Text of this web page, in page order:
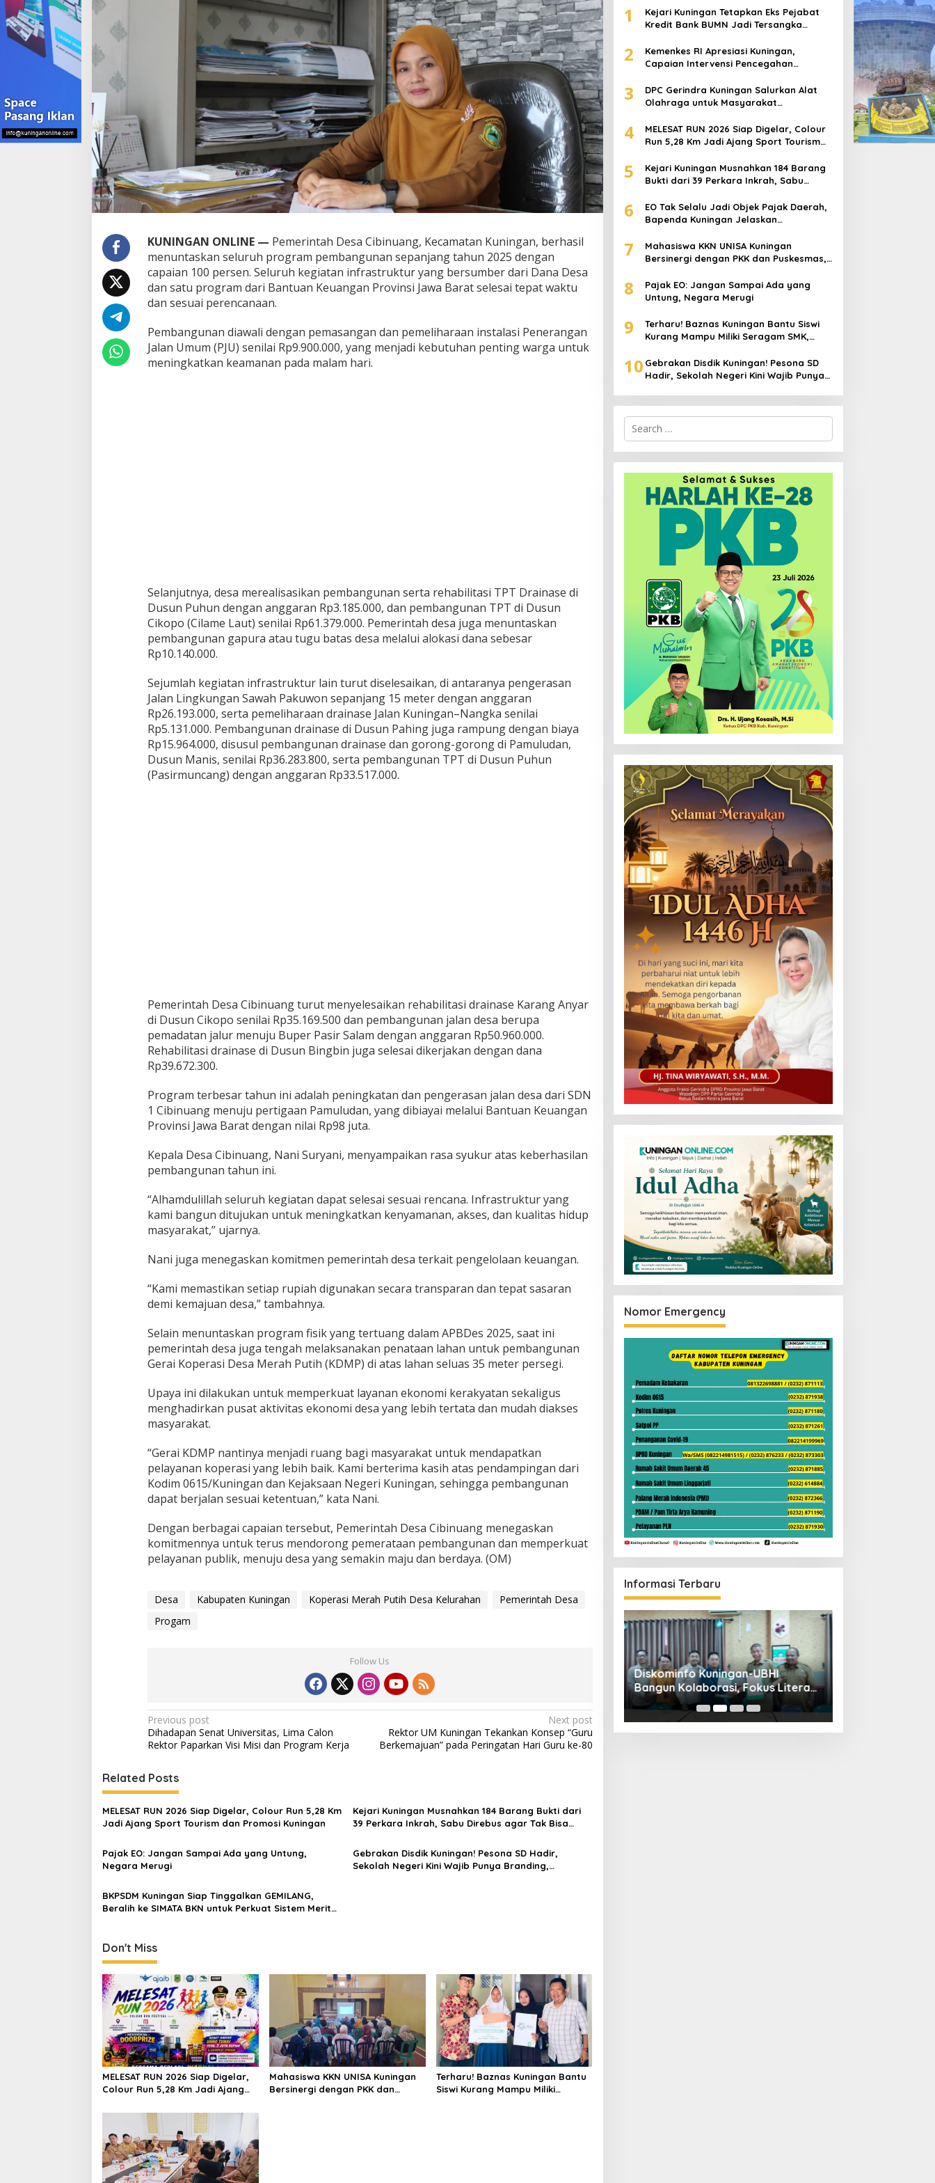
KUNINGAN ONLINE — Pemerintah Desa Cibinuang, Kecamatan Kuningan, berhasil
menuntaskan seluruh program pembangunan sepanjang tahun 2025 dengan
capaian 100 persen. Seluruh kegiatan infrastruktur yang bersumber dari Dana Desa
dan satu program dari Bantuan Keuangan Provinsi Jawa Barat selesai tepat waktu
dan sesuai perencanaan.
Pembangunan diawali dengan pemasangan dan pemeliharaan instalasi Penerangan
Jalan Umum (PJU) senilai Rp9.900.000, yang menjadi kebutuhan penting warga untuk
meningkatkan keamanan pada malam hari.
Selanjutnya, desa merealisasikan pembangunan serta rehabilitasi TPT Drainase di
Dusun Puhun dengan anggaran Rp3.185.000, dan pembangunan TPT di Dusun
Cikopo (Cilame Laut) senilai Rp61.379.000. Pemerintah desa juga menuntaskan
pembangunan gapura atau tugu batas desa melalui alokasi dana sebesar
Rp10.140.000.
Sejumlah kegiatan infrastruktur lain turut diselesaikan, di antaranya pengerasan
Jalan Lingkungan Sawah Pakuwon sepanjang 15 meter dengan anggaran
Rp26.193.000, serta pemeliharaan drainase Jalan Kuningan–Nangka senilai
Rp5.131.000. Pembangunan drainase di Dusun Pahing juga rampung dengan biaya
Rp15.964.000, disusul pembangunan drainase dan gorong-gorong di Pamuludan,
Dusun Manis, senilai Rp36.283.800, serta pembangunan TPT di Dusun Puhun
(Pasirmuncang) dengan anggaran Rp33.517.000.
Pemerintah Desa Cibinuang turut menyelesaikan rehabilitasi drainase Karang Anyar
di Dusun Cikopo senilai Rp35.169.500 dan pembangunan jalan desa berupa
pemadatan jalur menuju Buper Pasir Salam dengan anggaran Rp50.960.000.
Rehabilitasi drainase di Dusun Bingbin juga selesai dikerjakan dengan dana
Rp39.672.300.
Program terbesar tahun ini adalah peningkatan dan pengerasan jalan desa dari SDN
1 Cibinuang menuju pertigaan Pamuludan, yang dibiayai melalui Bantuan Keuangan
Provinsi Jawa Barat dengan nilai Rp98 juta.
Kepala Desa Cibinuang, Nani Suryani, menyampaikan rasa syukur atas keberhasilan
pembangunan tahun ini.
“Alhamdulillah seluruh kegiatan dapat selesai sesuai rencana. Infrastruktur yang
kami bangun ditujukan untuk meningkatkan kenyamanan, akses, dan kualitas hidup
masyarakat,” ujarnya.
Nani juga menegaskan komitmen pemerintah desa terkait pengelolaan keuangan.
“Kami memastikan setiap rupiah digunakan secara transparan dan tepat sasaran
demi kemajuan desa,” tambahnya.
Selain menuntaskan program fisik yang tertuang dalam APBDes 2025, saat ini
pemerintah desa juga tengah melaksanakan penataan lahan untuk pembangunan
Gerai Koperasi Desa Merah Putih (KDMP) di atas lahan seluas 35 meter persegi.
Upaya ini dilakukan untuk memperkuat layanan ekonomi kerakyatan sekaligus
menghadirkan pusat aktivitas ekonomi desa yang lebih tertata dan mudah diakses
masyarakat.
“Gerai KDMP nantinya menjadi ruang bagi masyarakat untuk mendapatkan
pelayanan koperasi yang lebih baik. Kami berterima kasih atas pendampingan dari
Kodim 0615/Kuningan dan Kejaksaan Negeri Kuningan, sehingga pembangunan
dapat berjalan sesuai ketentuan,” kata Nani.
Dengan berbagai capaian tersebut, Pemerintah Desa Cibinuang menegaskan
komitmennya untuk terus mendorong pemerataan pembangunan dan memperkuat
pelayanan publik, menuju desa yang semakin maju dan berdaya. (OM)
Desa Kabupaten Kuningan Koperasi Merah Putih Desa Kelurahan
Pemerintah Desa
Progam
Follow Us
Post
navigation
Previous post
Dihadapan Senat Universitas, Lima Calon
Rektor Paparkan Visi Misi dan Program Kerja
Next post
Rektor UM Kuningan Tekankan Konsep “Guru
Berkemajuan” pada Peringatan Hari Guru ke-80
Related Posts
MELESAT RUN 2026 Siap Digelar, Colour Run 5,28 Km
Jadi Ajang Sport Tourism dan Promosi Kuningan
Kejari Kuningan Musnahkan 184 Barang Bukti dari
39 Perkara Inkrah, Sabu Direbus agar Tak Bisa
Pajak EO: Jangan Sampai Ada yang Untung,
Negara Merugi
Gebrakan Disdik Kuningan! Pesona SD Hadir,
Sekolah Negeri Kini Wajib Punya Branding,
BKPSDM Kuningan Siap Tinggalkan GEMILANG,
Beralih ke SIMATA BKN untuk Perkuat Sistem Merit
Don't Miss
MELESAT RUN 2026 Siap Digelar,
Colour Run 5,28 Km Jadi Ajang
Kuningan
Mahasiswa KKN UNISA Kuningan
Bersinergi dengan PKK dan
Terharu! Baznas Kuningan Bantu
Siswi Kurang Mampu Miliki
1
Kejari Kuningan Tetapkan Eks Pejabat
Kredit Bank BUMN Jadi Tersangka
2
Kemenkes RI Apresiasi Kuningan,
Capaian Intervensi Pencegahan
3
DPC Gerindra Kuningan Salurkan Alat
Olahraga untuk Masyarakat
Generasi Muda
4
MELESAT RUN 2026 Siap Digelar, Colour
Run 5,28 Km Jadi Ajang Sport Tourism
5
Kejari Kuningan Musnahkan 184 Barang
Bukti dari 39 Perkara Inkrah, Sabu
6
EO Tak Selalu Jadi Objek Pajak Daerah,
Bapenda Kuningan Jelaskan
7
Mahasiswa KKN UNISA Kuningan
Bersinergi dengan PKK dan Puskesmas,
hingga Perawatan Lansia
8
Pajak EO: Jangan Sampai Ada yang
Untung, Negara Merugi
9
Terharu! Baznas Kuningan Bantu Siswi
Kurang Mampu Miliki Seragam SMK,
Padam
10 Gebrakan Disdik Kuningan! Pesona SD
Hadir, Sekolah Negeri Kini Wajib Punya
Search
for:
Nomor Emergency
Informasi Terbaru
Alhamdulillah! Rofia Lolos,
Penampilan “Pesta Panen” Elvy
Diskominfo Kuningan-UBHI
Bangun Kolaborasi, Fokus Literasi
Digital hingga Desa Digital